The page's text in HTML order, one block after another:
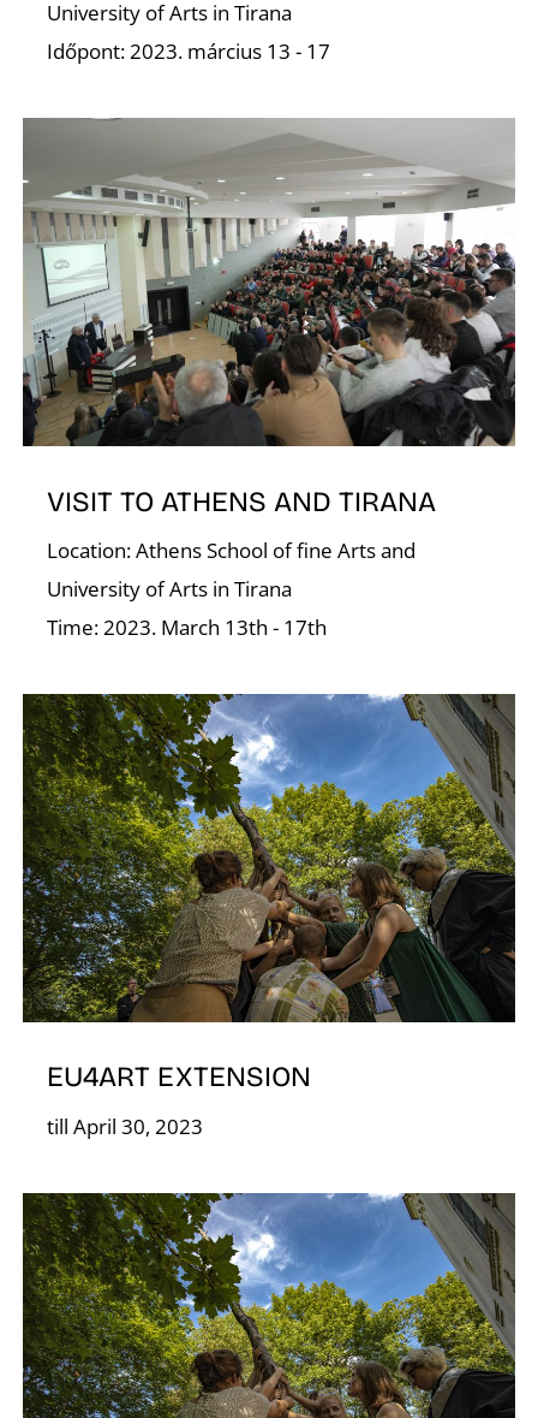
University of Arts in Tirana
Időpont: 2023. március 13 - 17
VISIT TO ATHENS AND TIRANA
Location: Athens School of fine Arts and
University of Arts in Tirana
Time: 2023. March 13th - 17th
EU4ART EXTENSION
till April 30, 2023